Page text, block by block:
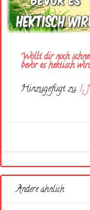
Wollt dir noch
bevor es hektisch
Hinzugefügt zu1.
Andere ähnlich